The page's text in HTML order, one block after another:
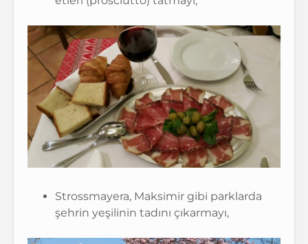
Strossmayera, Maksimir gibi parklarda
şehrin yeşilinin tadını çıkarmayı,